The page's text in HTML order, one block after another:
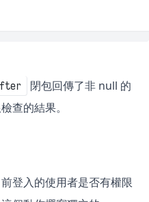
閉包回傳了非 null 的
查的結果。
登入的使用者是否有權限